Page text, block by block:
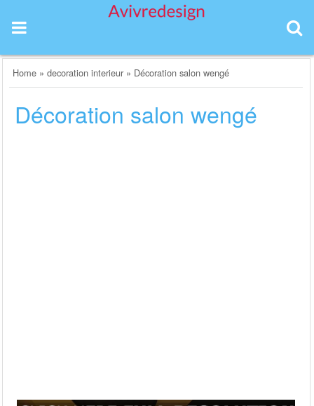
content
Home »decoration interieur » Décoration salon wengé
Décoration salon wengé